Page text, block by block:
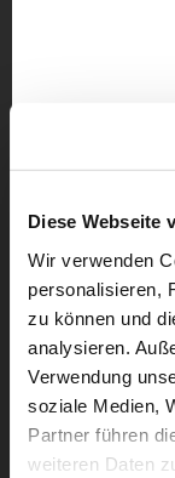
Diese Webseite
Wir verwenden
personalisieren,
zu können und
analysieren.
Verwendung
soziale Medien,
Partner führen
weiteren Daten